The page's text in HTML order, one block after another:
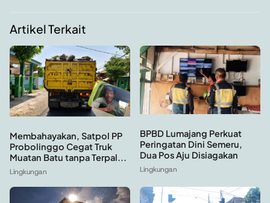
Artikel Terkait
Membahayakan, Satpol PP
Probolinggo Cegat Truk
Muatan Batu tanpa Terpal...
Lingkungan
BPBD Lumajang Perkuat
Peringatan Dini Semeru,
Dua Pos Aju Disiagakan
Lingkungan